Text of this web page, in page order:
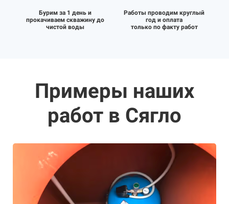
Бурим за 1 день и
прокачиваем скважину до
чистой воды
Работы проводим круглый
год и оплата
только по факту работ
Примеры наших
работ в Сягло